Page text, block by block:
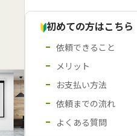
初めての方はこちら
依頼できること
メリット
お支払い方法
依頼までの流れ
よくある質問